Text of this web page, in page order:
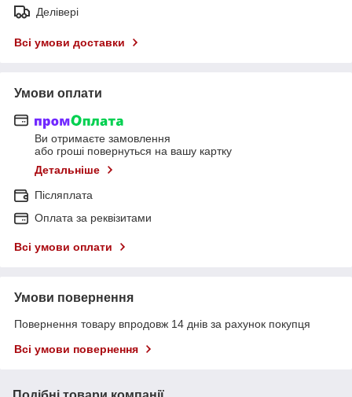
Делівері
Всі умови доставки
Умови оплати
Ви отримаєте замовлення
або гроші повернуться на вашу картку
Детальніше
Післяплата
Оплата за реквізитами
Всі умови оплати
Умови повернення
Повернення товару впродовж 14 днів за рахунок покупця
Всі умови повернення